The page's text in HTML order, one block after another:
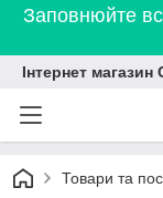
Заповнюйте
Інтернет магазин
Товари та